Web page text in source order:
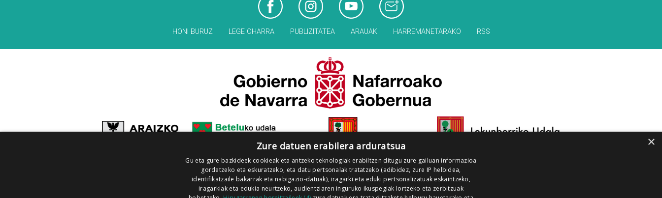
HONI BURUZ LEGE OHARRA PUBLIZITATEA ARAUAK HARREMANETARAKO RSS
×
Zure datuen erabilera arduratsua
Gu eta gure bazkideek cookieak eta antzeko teknologiak erabiltzen ditugu zure gailuan informazioa
gordetzeko eta eskuratzeko, eta datu pertsonalak tratatzeko (adibidez, zure IP helbidea,
identifikatzaile bakarrak eta nabigazio-datuak), iragarki eta eduki pertsonalizatuak eskaintzeko,
iragarkiak eta edukia neurtzeko, audientziaren inguruko ikuspegiak lortzeko eta zerbitzuak